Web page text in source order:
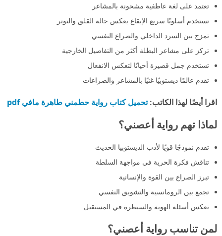
تعتمد على لغة عاطفية مشحونة بالمشاعر
تستخدم أسلوبًا سريع الإيقاع يعكس حالة القلق والتوتر
تمزج بين السرد الداخلي والصراع النفسي
تركز على مشاعر البطلة أكثر من التفاصيل الخارجية
تستخدم جمل قصيرة أحيانًا لتعكس الانفعال
تقدم عالمًا ديستوبيًا غنيًا بالمشاعر والصراعات
اقرا أيضًا لهذا الكاتب:تحميل كتاب رواية حطمني طاهرة مافي pdf
لماذا تهم رواية أعصني؟
تقدم نموذجًا قويًا لأدب الديستوبيا الحديث
تناقش فكرة الحرية في مواجهة السلطة
تبرز الصراع بين القوة والإنسانية
تجمع بين الرومانسية والتشويق النفسي
تعكس أسئلة الهوية والسيطرة في المستقبل
لمن تناسب رواية أعصني؟